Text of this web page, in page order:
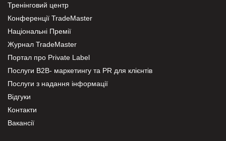
Тренінговий центр
Конференції TradeMaster
Національні Премії
Журнал TradeMaster
Портал про Private Label
Послуги В2В- маркетингу та PR для клієнтів
Послуги з надання інформації
Відгуки
Контакти
Вакансії